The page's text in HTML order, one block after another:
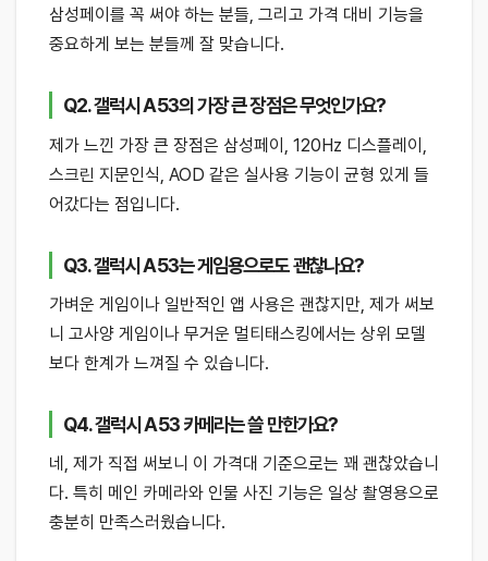
삼성페이를 꼭 써야 하는 분들, 그리고 가격 대비 기능을
중요하게 보는 분들께 잘 맞습니다.
Q2. 갤럭시 A53의 가장 큰 장점은 무엇인가요?
제가 느낀 가장 큰 장점은 삼성페이, 120Hz 디스플레이,
스크린 지문인식, AOD 같은 실사용 기능이 균형 있게 들
어갔다는 점입니다.
Q3. 갤럭시 A53는 게임용으로도 괜찮나요?
가벼운 게임이나 일반적인 앱 사용은 괜찮지만, 제가 써보
니 고사양 게임이나 무거운 멀티태스킹에서는 상위 모델
보다 한계가 느껴질 수 있습니다.
Q4. 갤럭시 A53 카메라는 쓸 만한가요?
네, 제가 직접 써보니 이 가격대 기준으로는 꽤 괜찮았습니
다. 특히 메인 카메라와 인물 사진 기능은 일상 촬영용으로
충분히 만족스러웠습니다.